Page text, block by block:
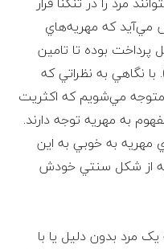
مي‌آيد که مهريه‌هاي
پرداخت بوده تا تامين
با نگاهي به نظراتي که
مي‌شويم که اکثريت
به مهريه توجه دارند.
مهريه به خوبي به اين
از شکل سنتي خودش
مرد بدون دليل يا با